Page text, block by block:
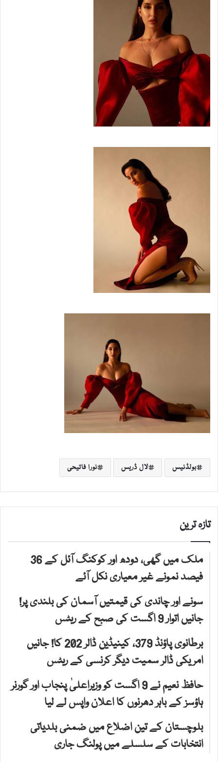
بولڈنیس لال ڈریس نورا فاتیحی
تازہ ترین
ملک میں گھی، دودھ اور کوکنگ آئل کے 36
فیصد نمونے غیر معیاری نکل آئے
سونے اور چاندی کی قیمتیں آسمان کی بلندی پر!
جانیں اتوار 9 اگست کی صبح کے ریٹس
برطانوی پاؤنڈ 379، کینیڈین ڈالر 202 کا! جانیں
امریکی ڈالر سمیت دیگر کرنسی کے ریٹس
حافظ نعیم نے 9 اگست کو وزیراعلیٰ پنجاب اور گورنر
ہاؤسز کے باہر دھرنوں کا اعلان واپس لے لیا
بلوچستان کے تین اضلاع میں ضمنی بلدیاتی
انتخابات کے سلسلے میں پولنگ جاری